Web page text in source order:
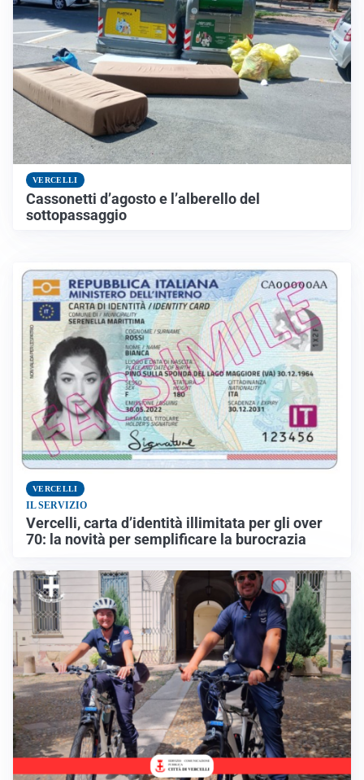
VERCELLI
Cassonetti d’agosto e l’alberello del
sottopassaggio
VERCELLI
IL SERVIZIO
Vercelli, carta d’identità illimitata per gli over
70: la novità per semplificare la burocrazia